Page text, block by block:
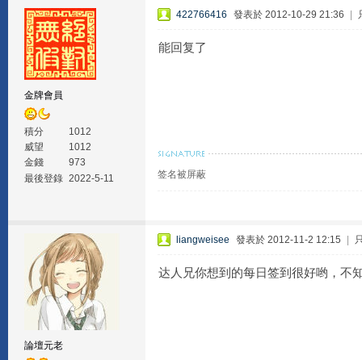
金牌會員
積分
1012
威望
1012
金錢
973
最後登錄 2022-5-11
422766416 發表於 2012-10-29 21:36
能回复了
签名被屏蔽
論壇元老
liangweisee 發表於 2012-11-2 12:15
达人兄你想到的每日签到很好哟，不